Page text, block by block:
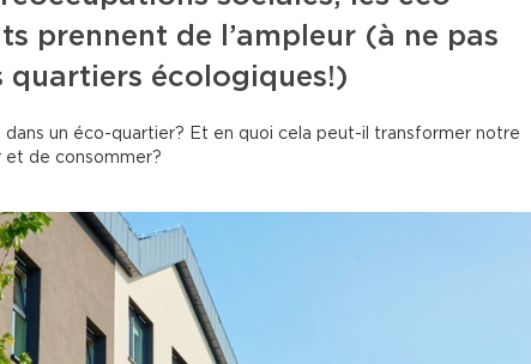
prennent de l’ampleur (à ne pas
quartiers écologiques!)
dans un éco-quartier? Et en quoi cela peut-il transformer notre
et de consommer?